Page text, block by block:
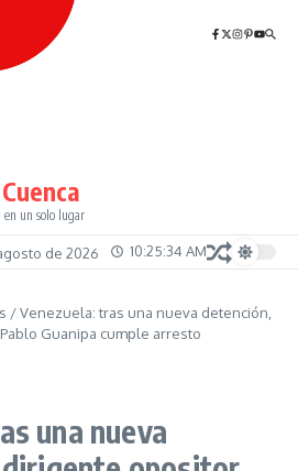
en un solo lugar
de 2026 10:25:34 AM
/Venezuela: tras una nueva detención,
Guanipa cumple arresto
una nueva